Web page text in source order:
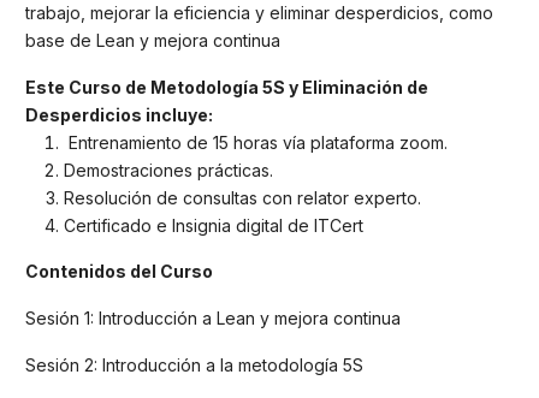
trabajo, mejorar la eficiencia y eliminar desperdicios, como
base de Lean y mejora continua
Este Curso de Metodología 5S y Eliminación de
Desperdicios incluye:
Entrenamiento de 15 horas vía plataforma zoom.
Demostraciones prácticas.
Resolución de consultas con relator experto.
Certificado e Insignia digital de ITCert
Contenidos del Curso
Sesión 1: Introducción a Lean y mejora continua
Sesión 2: Introducción a la metodología 5S